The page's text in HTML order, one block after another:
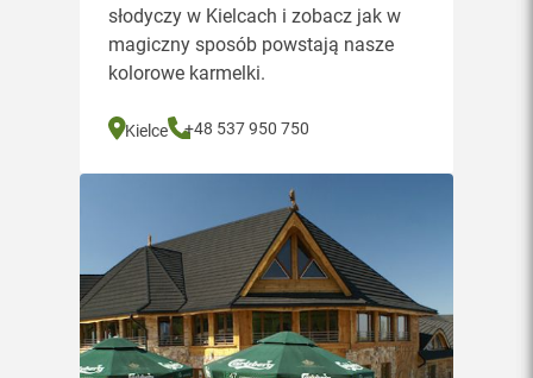
słodyczy w Kielcach i zobacz jak w
magiczny sposób powstają nasze
kolorowe karmelki.
Kielce +48 537 950 750